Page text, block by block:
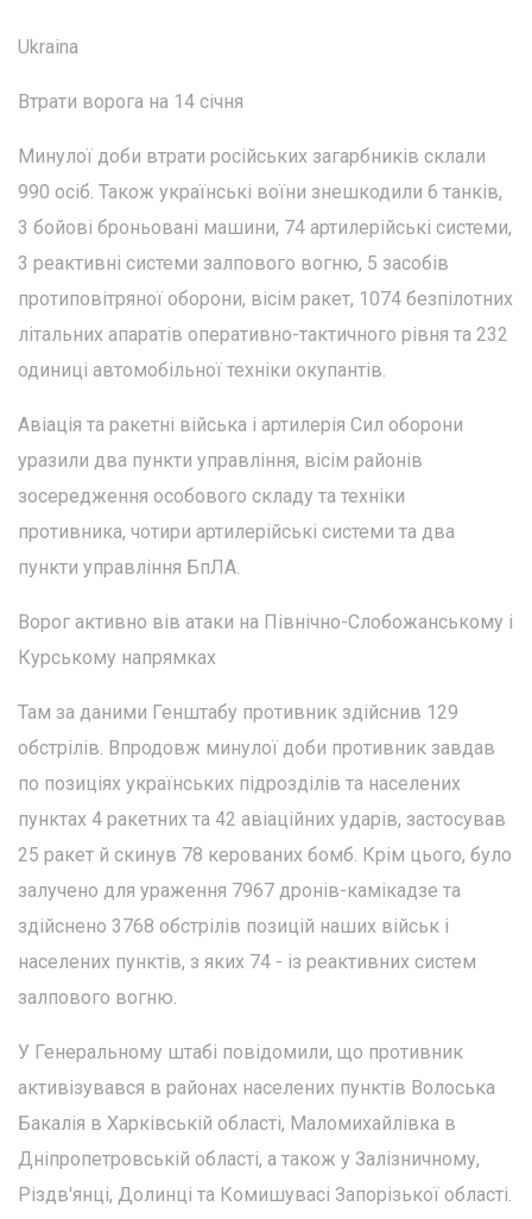
Ukraina
Втрати ворога на 14 січня
Минулої доби втрати російських загарбників склали
990 осіб. Також українські воїни знешкодили 6 танків,
3 бойові броньовані машини, 74 артилерійські системи,
3 реактивні системи залпового вогню, 5 засобів
протиповітряної оборони, вісім ракет, 1074 безпілотних
літальних апаратів оперативно-тактичного рівня та 232
одиниці автомобільної техніки окупантів.
Авіація та ракетні війська і артилерія Сил оборони
уразили два пункти управління, вісім районів
зосередження особового складу та техніки
противника, чотири артилерійські системи та два
пункти управління БпЛА.
Ворог активно вів атаки на Північно-Слобожанському і
Курському напрямках
Там за даними Генштабу противник здійснив 129
обстрілів. Впродовж минулої доби противник завдав
по позиціях українських підрозділів та населених
пунктах 4 ракетних та 42 авіаційних ударів, застосував
25 ракет й скинув 78 керованих бомб. Крім цього, було
залучено для ураження 7967 дронів-камікадзе та
здійснено 3768 обстрілів позицій наших військ і
населених пунктів, з яких 74 - із реактивних систем
залпового вогню.
У Генеральному штабі повідомили, що противник
активізувався в районах населених пунктів Волоська
Бакалія в Харківській області, Маломихайлівка в
Дніпропетровській області, а також у Залізничному,
Різдв'янці, Долинці та Комишувасі Запорізької області.